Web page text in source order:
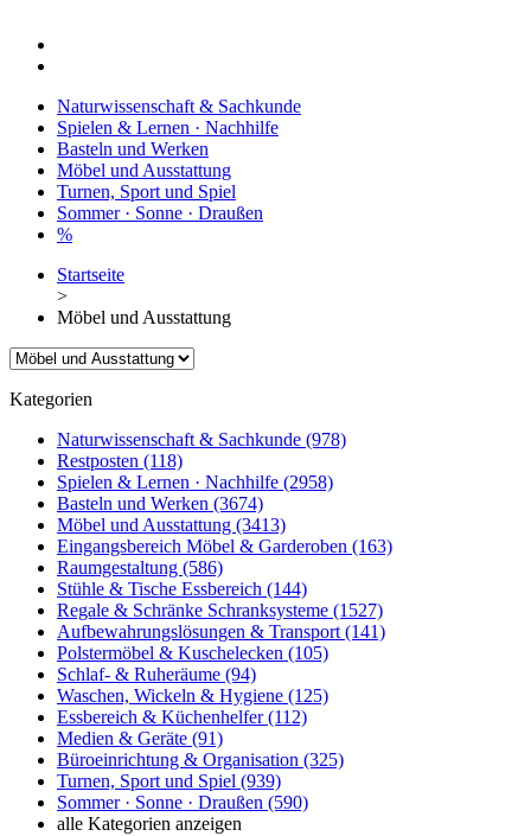
Naturwissenschaft & Sachkunde
Spielen & Lernen · Nachhilfe
Basteln und Werken
Möbel und Ausstattung
Turnen, Sport und Spiel
Sommer · Sonne · Draußen
%
Startseite
>
Möbel und Ausstattung
Kategorien
Naturwissenschaft & Sachkunde (978)
Restposten (118)
Spielen & Lernen · Nachhilfe (2958)
Basteln und Werken (3674)
Möbel und Ausstattung (3413)
Eingangsbereich Möbel & Garderoben (163)
Raumgestaltung (586)
Stühle & Tische Essbereich (144)
Regale & Schränke Schranksysteme (1527)
Aufbewahrungslösungen & Transport(141)
Polstermöbel & Kuschelecken (105)
Schlaf- & Ruheräume (94)
Waschen, Wickeln & Hygiene (125)
Essbereich & Küchenhelfer(112)
Medien & Geräte (91)
Büroeinrichtung & Organisation (325)
Turnen, Sport und Spiel (939)
Sommer · Sonne · Draußen (590)
alle Kategorien anzeigen